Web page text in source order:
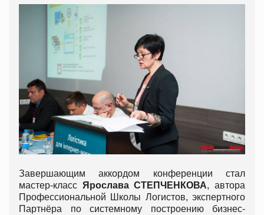
Завершающим аккордом конференции стал
мастер-класс Ярослава СТЕПЧЕНКОВА, автора
Профессиональной Школы Логистов, экспертного
Партнёра по системному построению бизнес-